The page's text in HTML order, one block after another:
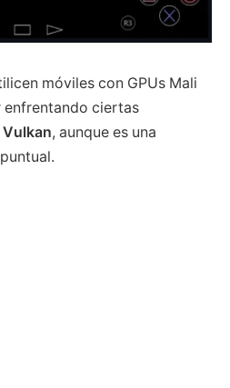
móviles con GPUs Mali
enfrentando ciertas
Vulkan, aunque es una